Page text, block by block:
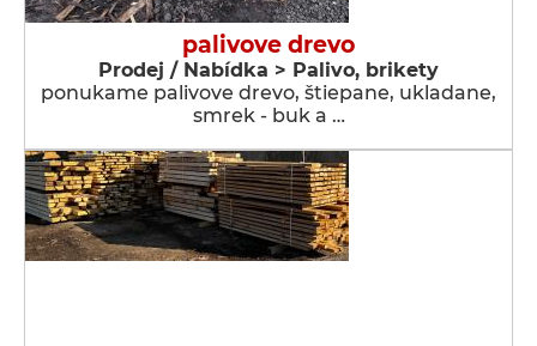
palivove drevo
Prodej / Nabídka > Palivo, brikety
ponukame palivove drevo, štiepane, ukladane,
smrek - buk a …